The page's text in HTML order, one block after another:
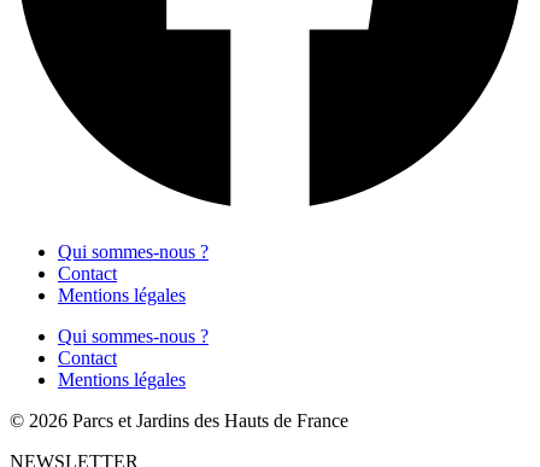
Qui sommes-nous ?
Contact
Mentions légales
Qui sommes-nous ?
Contact
Mentions légales
© 2026 Parcs et Jardins des Hauts de France
NEWSLETTER